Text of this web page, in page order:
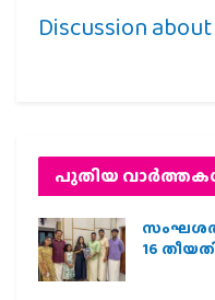
Discussion
പുതിയ
16